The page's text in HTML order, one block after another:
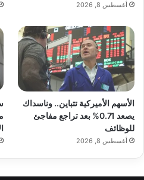
أغسطس 8, 2026
الأسهم الأميركية تتباين.. وناسداك
يصعد 0.71% بعد تراجع مفاجئ
للوظائف
أغسطس 8, 2026